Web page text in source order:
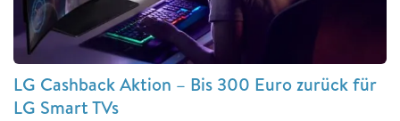
LG Cashback Aktion – Bis 300 Euro zurück für
LG Smart TVs